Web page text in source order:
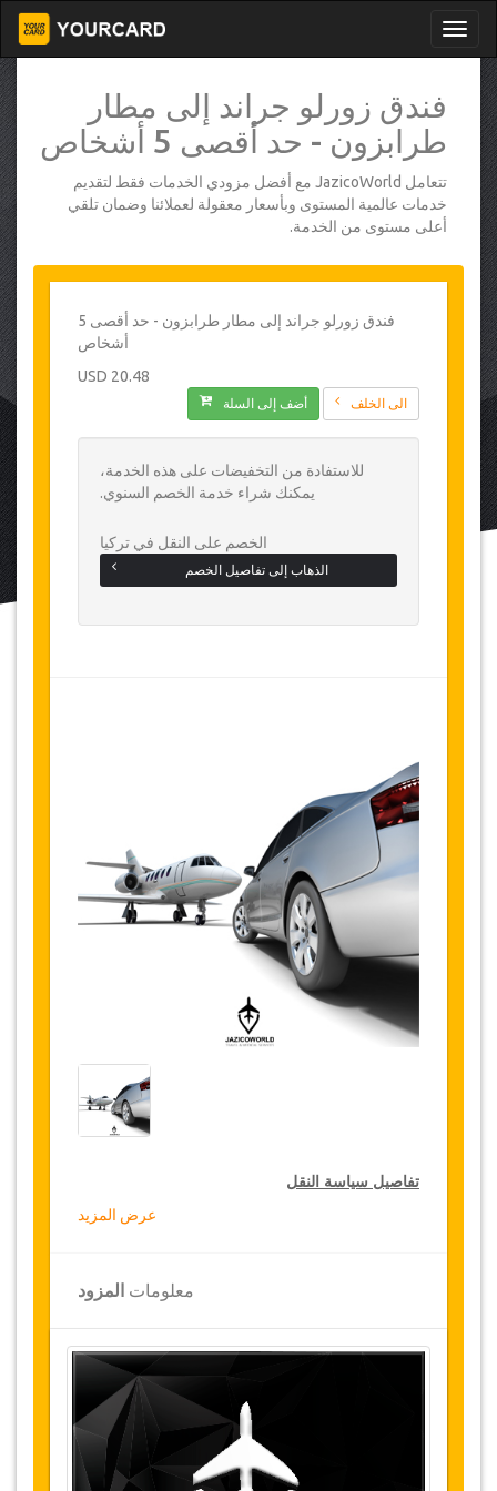
فندق زورلو جراند إلى مطار
طرابزون - حد أقصى 5 أشخاص
تتعامل JazicoWorld مع أفضل مزودي الخدمات فقط لتقديم
خدمات عالمية المستوى وبأسعار معقولة لعملائنا وضمان تلقي
أعلى مستوى من الخدمة.
فندق زورلو جراند إلى مطار طرابزون - حد أقصى 5
أشخاص
20.48 USD
الى الخلف أضف إلى السلة
للاستفادة من التخفيضات على هذه الخدمة،
يمكنك شراء خدمة الخصم السنوي.
الخصم على النقل في تركيا
الذهاب إلى تفاصيل الخصم
تفاصيل سياسة النقل
على النقل في جميع أنحاء تركيا ولمدة 12 شهرا،
للحصول على الخصم الخاص بك على النقل، انقر على
زر "الذهاب إلى تفاصيل الخصم" الموجود أعلاه.
التغييرات على الحجوزات قد تكون ممكنة إذا تم
الإشعار في الوقت المناسب. يرجى الاتصال بنا
عرض المزيد
معلومات المزود